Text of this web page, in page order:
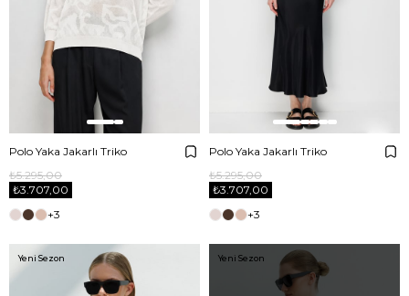
Polo Yaka Jakarlı Triko
₺3.707,00
₺5.295,00
+3
Polo Yaka Jakarlı Triko
₺3.707,00
₺5.295,00
+3
Yeni Sezon Yeni Sezon